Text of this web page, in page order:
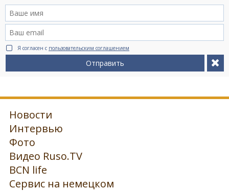
Я согласен с пользовательским соглашением
Отправить
Новости
Интервью
Фото
Видео Ruso.TV
BCN life
Сервис на немецком